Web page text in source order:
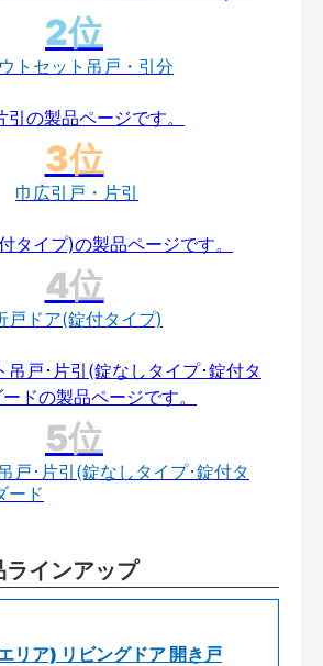
トセット吊戸・引分
巾広引戸・片引
戸ドア(錠付タイプ)
戸･片引(錠なしタイプ･錠付タ
ード
インアップ
リア) リビングドア 開き戸